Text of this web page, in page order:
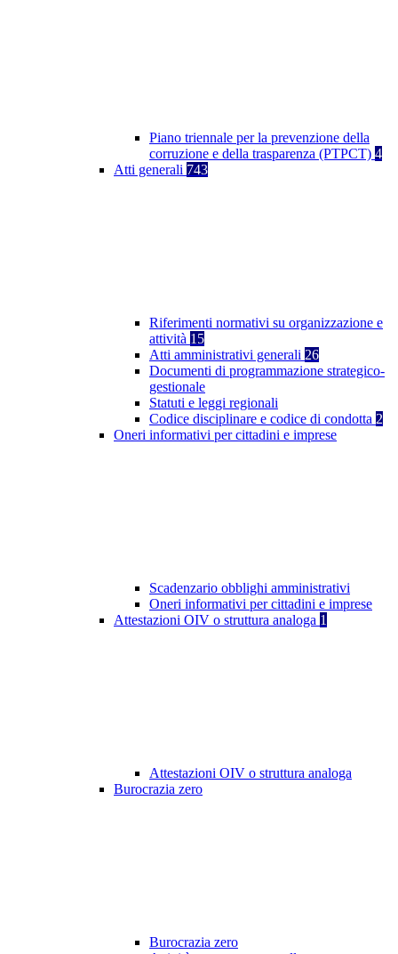
Piano triennale per la prevenzione della
corruzione e della trasparenza (PTPCT) 4
Atti generali 743
Riferimenti normativi su organizzazione e
attività 15
Atti amministrativi generali 26
Documenti di programmazione strategico-
gestionale
Statuti e leggi regionali
Codice disciplinare e codice di condotta 2
Oneri informativi per cittadini e imprese
Scadenzario obblighi amministrativi
Oneri informativi per cittadini e imprese
Attestazioni OIV o struttura analoga 1
Attestazioni OIV o struttura analoga
Burocrazia zero
Burocrazia zero